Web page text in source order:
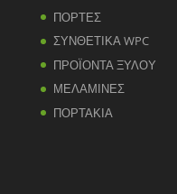
ΠΟΡΤΕΣ
ΣΥΝΘΕΤΙΚΑ WPC
ΠΡΟΪΟΝΤΑ ΞΥΛΟΥ
ΜΕΛΑΜΙΝΕΣ
ΠΟΡΤΑΚΙΑ